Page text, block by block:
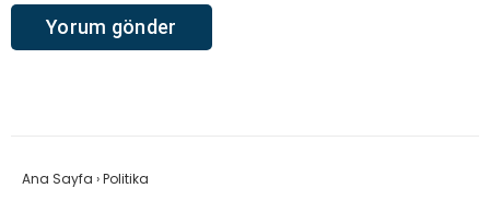
Ana Sayfa ›Politika